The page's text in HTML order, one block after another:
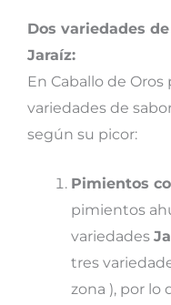
Dos variedades
Jaraíz:
En Caballo de
variedades de
según su picor:
Pimientos
pimientos
variedades
tres
zona ), por lo